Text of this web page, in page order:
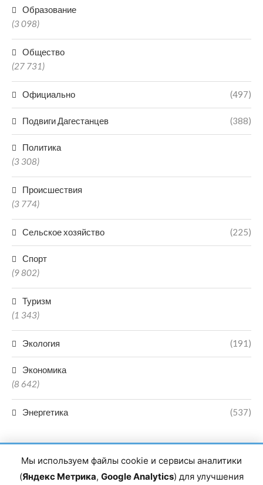
Образование
(3 098)
Общество
(27 731)
Официально (497)
Подвиги Дагестанцев (388)
Политика
(3 308)
Происшествия
(3 774)
Сельское хозяйство (225)
Спорт
(9 802)
Туризм
(1 343)
Экология (191)
Экономика
(8 642)
Энергетика (537)
Мы используем файлы cookie и сервисы аналитики
(Яндекс Метрика, Google Analytics) для улучшения